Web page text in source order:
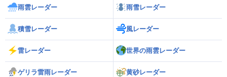
雨雲レーダー 雨雪レーダー
積雪レーダー 風レーダー
雷レーダー 世界の雨雲レーダー
ゲリラ雷雨レーダー 黄砂レーダー